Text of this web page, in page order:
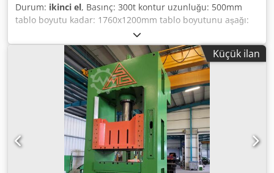
Durum: ikinci el, Basınç: 300t kontur uzunluğu: 500mm
tablo boyutu kadar: 1760x1200mm tablo boyutunu aşağı:
1760x1200mm geri basınç: 100t ağırlık: 33000kgr yeni
hidrolik ve elektrik sistemleri çok İYİ DURUMDA Deds
Dvatopfx Aaveck
Küçük ilan